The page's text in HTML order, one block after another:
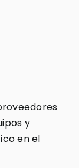
y
en el